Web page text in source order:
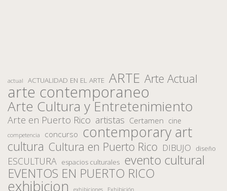
actual ACTUALIDAD EN EL ARTE ARTE Arte Actual
arte contemporaneo
Arte Cultura y Entretenimiento
Arte en Puerto Rico artistas Certamen cine
competencia concurso contemporary art
cultura Cultura en Puerto Rico DIBUJO diseño
ESCULTURA espacios culturales evento cultural
EVENTOS EN PUERTO RICO
exhibicion exhibiciones Exhibición